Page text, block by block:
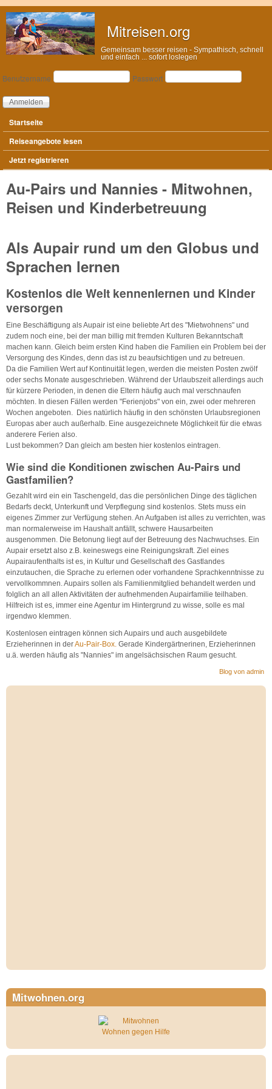
Direkt zum Inhalt
Mitreisen.org
Gemeinsam besser reisen - Sympathisch, schnell
und einfach ... sofort loslegen
Anmeldung
Benutzername Passwort
Hauptmenü
Startseite
Reiseangebote lesen
Jetzt registrieren
Au-Pairs und Nannies - Mitwohnen,
Reisen und Kinderbetreuung
Als Aupair rund um den Globus und
Sprachen lernen
Kostenlos die Welt kennenlernen und Kinder
versorgen
Eine Beschäftigung als Aupair ist eine beliebte Art des "Mietwohnens" und
zudem noch eine, bei der man billig mit fremden Kulturen Bekanntschaft
machen kann. Gleich beim ersten Kind haben die Familien ein Problem bei der
Versorgung des Kindes, denn das ist zu beaufsichtigen und zu betreuen.
Da die Familien Wert auf Kontinuität legen, werden die meisten Posten zwölf
oder sechs Monate ausgeschrieben. Während der Urlaubszeit allerdings auch
für kürzere Perioden, in denen die Eltern häufig auch mal verschnaufen
möchten. In diesen Fällen werden "Ferienjobs" von ein, zwei oder mehreren
Wochen angeboten. Dies natürlich häufig in den schönsten Urlaubsregionen
Europas aber auch außerhalb. Eine ausgezeichnete Möglichkeit für die etwas
anderere Ferien also.
Lust bekommen? Dan gleich am besten hier kostenlos eintragen.
Wie sind die Konditionen zwischen Au-Pairs und
Gastfamilien?
Gezahlt wird ein ein Taschengeld, das die persönlichen Dinge des täglichen
Bedarfs deckt, Unterkunft und Verpflegung sind kostenlos. Stets muss ein
eigenes Zimmer zur Verfügung stehen. An Aufgaben ist alles zu verrichten, was
man normalerweise im Haushalt anfällt, schwere Hausarbeiten
ausgenommen. Die Betonung liegt auf der Betreuung des Nachwuchses. Ein
Aupair ersetzt also z.B. keineswegs eine Reinigungskraft. Ziel eines
Aupairaufenthalts ist es, in Kultur und Gesellschaft des Gastlandes
einzutauchen, die Sprache zu erlernen oder vorhandene Sprachkenntnisse zu
vervollkommnen. Aupairs sollen als Familienmitglied behandelt werden und
folglich an all allen Aktivitäten der aufnehmenden Aupairfamilie teilhaben.
Hilfreich ist es, immer eine Agentur im Hintergrund zu wisse, solle es mal
irgendwo klemmen.
Kostenlosen eintragen können sich Aupairs und auch ausgebildete
Erzieherinnen in derAu-Pair-Box. Gerade Kindergärtnerinen, Erzieherinnen
u.ä. werden häufig als "Nannies" im angelsächsischen Raum gesucht.
Blog von admin
Mitwohnen.org
Wohnen gegen Hilfe